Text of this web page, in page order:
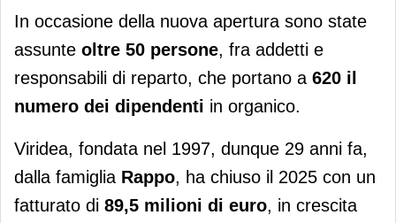
In occasione della nuova apertura sono state
assunte oltre 50 persone, fra addetti e
responsabili di reparto, che portano a 620 il
numero dei dipendenti in organico.
Viridea, fondata nel 1997, dunque 29 anni fa,
dalla famiglia Rappo, ha chiuso il 2025 con un
fatturato di 89,5 milioni di euro, in crescita